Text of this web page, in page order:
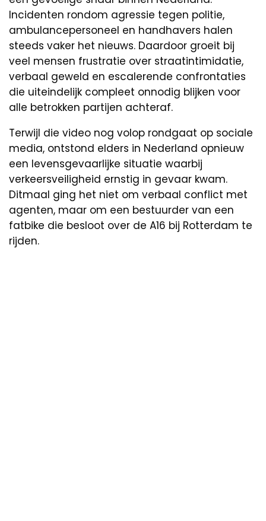
Incidenten rondom agressie tegen politie,
ambulancepersoneel en handhavers halen
steeds vaker het nieuws. Daardoor groeit bij
veel mensen frustratie over straatintimidatie,
verbaal geweld en escalerende confrontaties
die uiteindelijk compleet onnodig blijken voor
alle betrokken partijen achteraf.
Terwijl die video nog volop rondgaat op sociale
media, ontstond elders in Nederland opnieuw
een levensgevaarlijke situatie waarbij
verkeersveiligheid ernstig in gevaar kwam.
Ditmaal ging het niet om verbaal conflict met
agenten, maar om een bestuurder van een
fatbike die besloot over de A16 bij Rotterdam te
rijden.